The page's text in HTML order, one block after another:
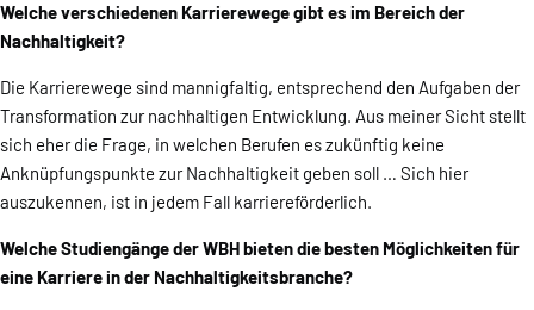
Welche verschiedenen Karrierewege gibt es im Bereich der
Nachhaltigkeit?
Die Karrierewege sind mannigfaltig, entsprechend den Aufgaben der
Transformation zur nachhaltigen Entwicklung. Aus meiner Sicht stellt
sich eher die Frage, in welchen Berufen es zukünftig keine
Anknüpfungspunkte zur Nachhaltigkeit geben soll … Sich hier
auszukennen, ist in jedem Fall karriereförderlich.
Welche Studiengänge der WBH bieten die besten Möglichkeiten für
eine Karriere in der Nachhaltigkeitsbranche?